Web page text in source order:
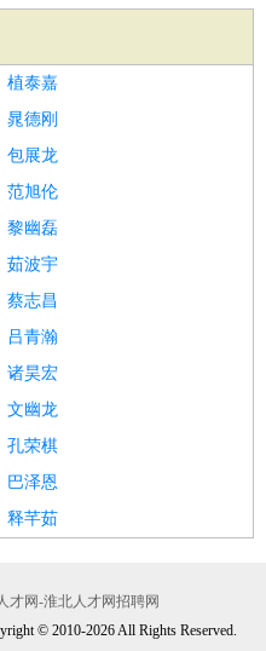
植泰嘉
晁德刚
包展龙
范旭伦
黎幽磊
茹波宇
蔡志昌
吕青瀚
诸昊宏
文幽龙
孔荣棋
巴泽恩
释芊茹
才网-淮北人才网招聘网
© 2010-2026 All Rights Reserved.